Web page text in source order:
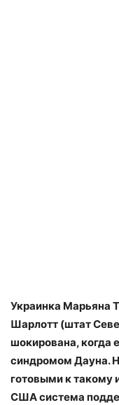
Украинка Марьяна
Шарлотт (штат
шокирована, когда
синдромом Дауна.
готовыми к такому
США система